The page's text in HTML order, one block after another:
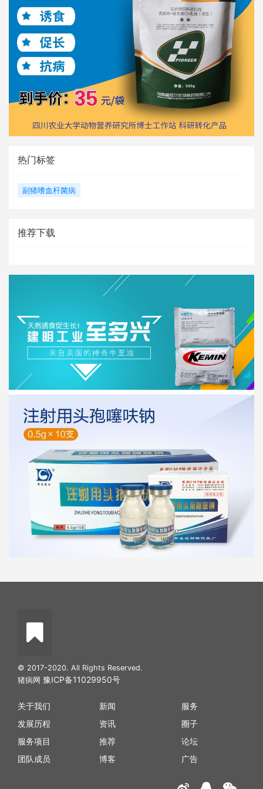
热门标签
副猪嗜血杆菌病
推荐下载
© 2017-2020. All Rights Reserved.
猪病网 豫ICP备11029950号
关于我们
发展历程
服务项目
团队成员
新闻
资讯
推荐
博客
服务
圈子
论坛
广告